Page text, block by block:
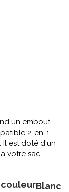
un embout
2-en-1
Il est doté d'un
votre sac.
Blanc